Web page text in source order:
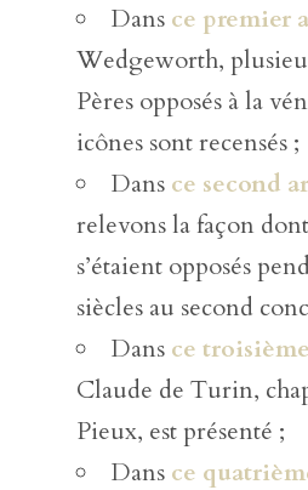
Dans ce premier
Wedgeworth,
Pères opposés à la
icônes sont recensés ;
Dans ce second
relevons la façon
s’étaient opposés
siècles au second
Dans ce
Claude de Turin,
Pieux, est présenté ;
Dans ce